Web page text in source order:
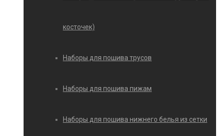
косточек)
Наборы для пошива трусов
Наборы для пошива пижам
Наборы для пошива нижнего белья из сетки